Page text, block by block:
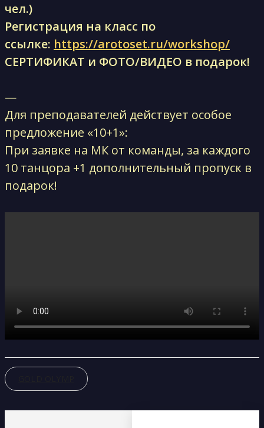
чел.)
Регистрация на класс по
ссылке: https://arotoset.ru/workshop/
СЕРТИФИКАТ и ФОТО/ВИДЕО в подарок!
—
Для преподавателей действует особое
предложение «10+1»:
При заявке на МК от команды, за каждого
10 танцора +1 дополнительный пропуск в
подарок!